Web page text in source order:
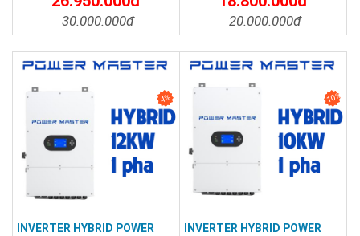
30.000.000đ 20.000.000đ
4%
INVERTER HYBRID POWER
10%
INVERTER HYBRID POWER